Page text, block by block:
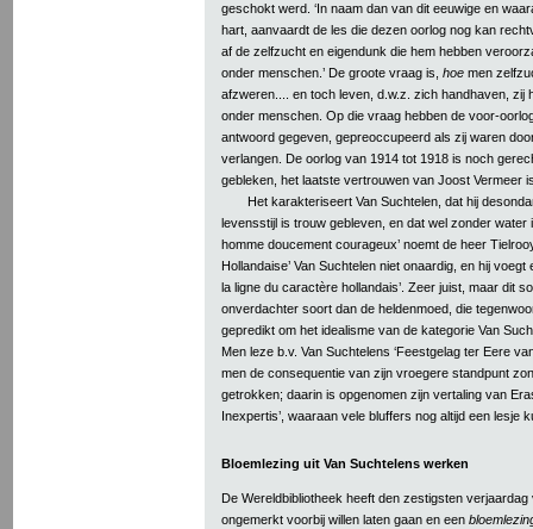
geschokt werd. ‘In naam dan van dit eeuwige en
hart, aanvaardt de les die dezen oorlog nog kan
af de zelfzucht en eigendunk die hem hebben
onder menschen.’ De groote vraag is, hoe men
afzweren.... en toch leven, d.w.z. zich handhaven, zij
onder menschen. Op die vraag hebben de voor-
antwoord gegeven, gepreoccupeerd als zij waren
verlangen. De oorlog van 1914 tot 1918 is noch
gebleken, het laatste vertrouwen van Joost Vermeer
Het karakteriseert Van Suchtelen, dat hij
levensstijl is trouw gebleven, en dat wel zonder water
homme doucement courageux’ noemt de heer
Hollandaise’ Van Suchtelen niet onaardig, en hij
la ligne du caractère hollandais’. Zeer juist, maar dit
onverdachter soort dan de heldenmoed, die
gepredikt om het idealisme van de kategorie Van
Men leze b.v. Van Suchtelens ‘Feestgelag ter Eere
men de consequentie van zijn vroegere standpunt
getrokken; daarin is opgenomen zijn vertaling van
Inexpertis’, waaraan vele bluffers nog altijd een lesje
Bloemlezing uit Van Suchtelens werken
De Wereldbibliotheek heeft den zestigsten
ongemerkt voorbij willen laten gaan en een